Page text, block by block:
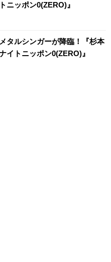
ニッポン0(ZERO)』
タルシンガーが降臨！『杉本
イトニッポン0(ZERO)』